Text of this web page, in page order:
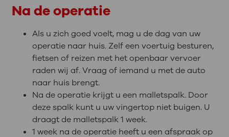
Na de operatie
Als u zich goed voelt, mag u de dag van uw
operatie naar huis. Zelf een voertuig besturen,
fietsen of reizen met het openbaar vervoer
raden wij af. Vraag of iemand u met de auto
naar huis brengt.
Na de operatie krijgt u een malletspalk. Door
deze spalk kunt u uw vingertop niet buigen. U
draagt de malletspalk 1 week.
1 week na de operatie heeft u een afspraak op